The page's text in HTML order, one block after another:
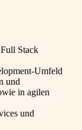
Stack
Umfeld
und
in agilen
und